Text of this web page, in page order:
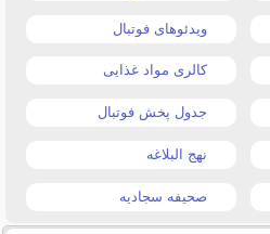
ویدئوهای فوتبال
کالری مواد غذایی
جدول پخش فوتبال
نهج البلاغه
صحیفه سجادیه